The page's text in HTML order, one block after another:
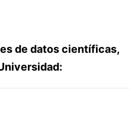
de datos científicas,